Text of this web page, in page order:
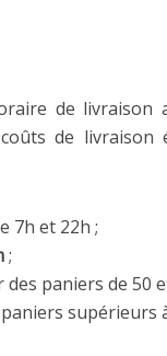
de
de livraison
7h et 22h ;
;
paniers de 50
supérieurs